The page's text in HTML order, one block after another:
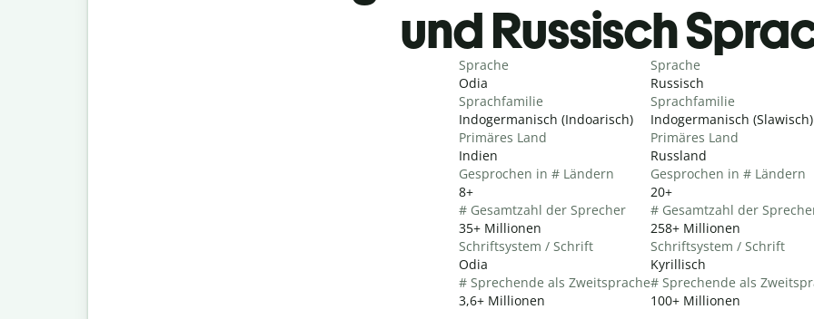
und Russisch
Sprache
Odia
Sprachfamilie
Indogermanisch (Indoarisch)
Primäres Land
Indien
Gesprochen in # Ländern
8+
# Gesamtzahl der Sprecher
35+ Millionen
Schriftsystem / Schrift
Odia
# Sprechende als Zweitsprache
3,6+ Millionen
Sprache
Russisch
Sprachfamilie
Indogermanisch (Slawisch)
Primäres Land
Russland
Gesprochen in # Ländern
20+
# Gesamtzahl der
258+ Millionen
Schriftsystem / Schrift
Kyrillisch
# Sprechende als
100+ Millionen